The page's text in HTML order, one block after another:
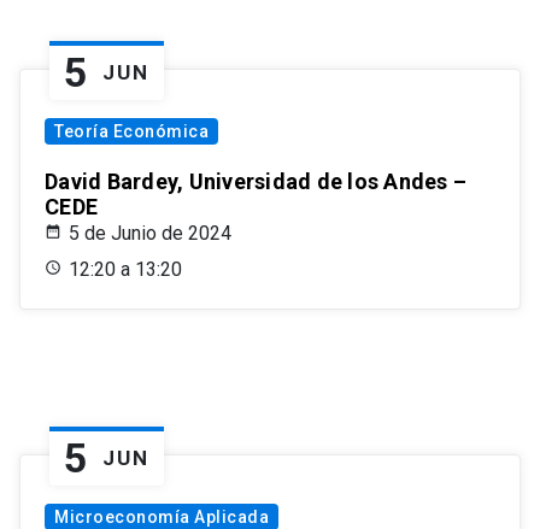
5 JUN
Teoría Económica
David Bardey, Universidad de los Andes –
CEDE
5 de Junio de 2024
12:20 a 13:20
5 JUN
Microeconomía Aplicada